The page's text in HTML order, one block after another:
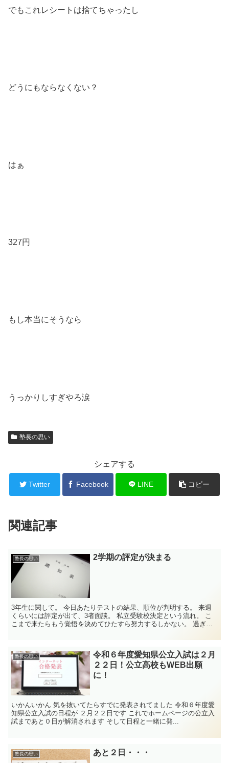
でもこれレシートは捨てちゃったし
どうにもならなくない？
はぁ
327円
もし本当にそうなら
うっかりしすぎやろ涙
塾長の思い
シェアする
Twitter Facebook LINE コピー
関連記事
塾長の思い 2学期の評定が決まる
3年生に関して。 今日あたりテストの結果、順位が判明する。 来週
くらいには評定が出て、3者面談。 私立受験校決定という流れ。 こ
こまで来たらもう覚悟を決めてひたすら努力するしかない。 過ぎた
塾長の思い
令和６年度愛知県公立入試は２月
２２日！公立高校もWEB出願
に！
いかんいかん 気を抜いてたらすでに発表されてました 令和６年度愛
知県公立入試の日程が ２月２２日です これでホームページの公立入
試まであと０日が解消されます そして日程と一緒に発...
塾長の思い あと２日・・・